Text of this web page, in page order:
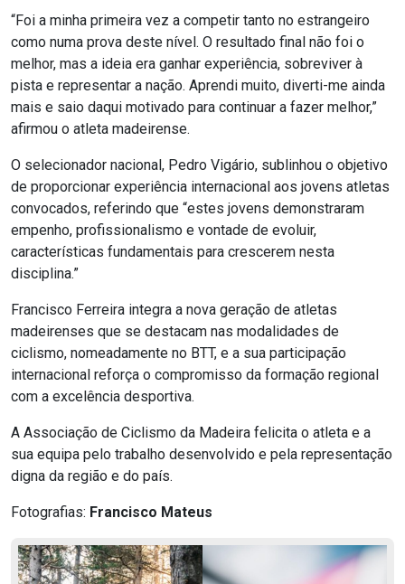
“Foi a minha primeira vez a competir tanto no estrangeiro
como numa prova deste nível. O resultado final não foi o
melhor, mas a ideia era ganhar experiência, sobreviver à
pista e representar a nação. Aprendi muito, diverti-me ainda
mais e saio daqui motivado para continuar a fazer melhor,”
afirmou o atleta madeirense.
O selecionador nacional, Pedro Vigário, sublinhou o objetivo
de proporcionar experiência internacional aos jovens atletas
convocados, referindo que “estes jovens demonstraram
empenho, profissionalismo e vontade de evoluir,
características fundamentais para crescerem nesta
disciplina.”
Francisco Ferreira integra a nova geração de atletas
madeirenses que se destacam nas modalidades de
ciclismo, nomeadamente no BTT, e a sua participação
internacional reforça o compromisso da formação regional
com a excelência desportiva.
A Associação de Ciclismo da Madeira felicita o atleta e a
sua equipa pelo trabalho desenvolvido e pela representação
digna da região e do país.
Fotografias: Francisco Mateus